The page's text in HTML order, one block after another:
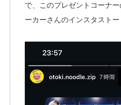
で、このプレゼントコーナ
ーカーさんのインスタストー